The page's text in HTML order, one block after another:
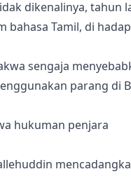
dikenalinya, tahun
bahasa Tamil, di
sengaja
parang di
hukuman penjara